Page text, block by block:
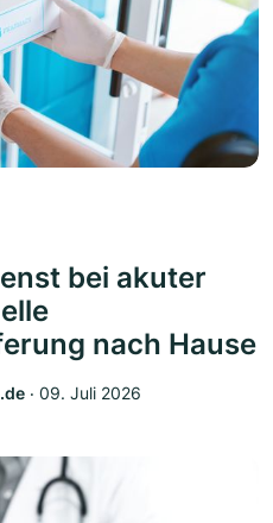
bei akuter
nach Hause
‧ 09. Juli 2026